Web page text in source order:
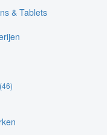
& Tablets
(46)